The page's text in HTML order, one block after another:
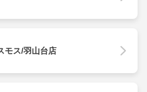
モス/羽山台店